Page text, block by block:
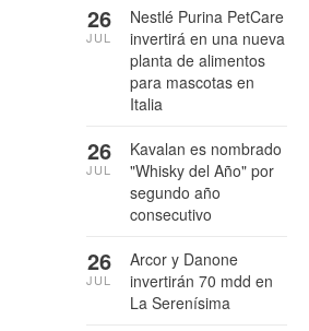
Nestlé Purina PetCare
invertirá en una nueva
planta de alimentos
para mascotas en
Italia
26
JUL
Kavalan es nombrado
"Whisky del Año" por
segundo año
consecutivo
26
JUL
Arcor y Danone
invertirán 70 mdd en
La Serenísima
26
JUL